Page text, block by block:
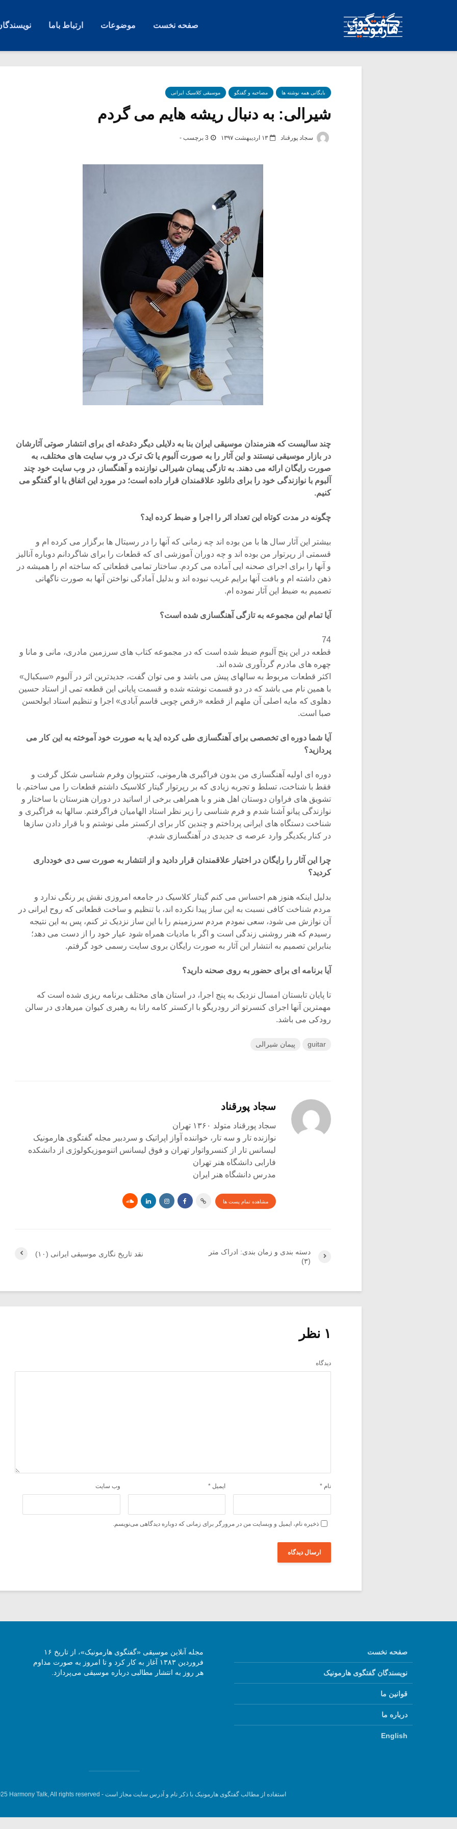
صفحه نخست موضوعات ارتباط باما
بایگانی همه نوشته ها مصاحبه و گفتگو موسیقی کلاسیک ایرانی
شیرالی: به دنبال ریشه هایم می گردم
سجاد پورقناد ۱۳ اردیبهشت ۱۳۹۷ 3 برچسب -
چند سالیست که هنرمندان موسیقی ایران بنا به دلایلی دیگر دغدغه ای برای انتشار صوتی آثارشان
در بازار موسیقی نیستند و این آثار را به صورت آلبوم یا تک ترک در وب سایت های مختلف، به
صورت رایگان ارائه می دهند. به تازگی پیمان شیرالی نوازنده و آهنگساز، در وب سایت خود چند
آلبوم با نوازندگی خود را برای دانلود علاقمندان قرار داده است؛ در مورد این اتفاق با او گفتگو می
کنیم.
چگونه در مدت کوتاه این تعداد اثر را اجرا و ضبط کرده اید؟
بیشتر این آثار سال ها با من بوده اند چه زمانی که آنها را در رسیتال ها برگزار می کرده ام و
قسمتی از رپرتوار من بوده اند و چه دوران آموزشی ای که قطعات را برای شاگردانم دوباره آنالیز
و آنها را برای اجرای صحنه ایی آماده می کردم. ساختار تمامی قطعاتی که ساخته ام را همیشه در
ذهن داشته ام و بافت آنها برایم غریب نبوده اند و بدلیل آمادگی نواختن آنها به صورت ناگهانی
تصمیم به ضبط این آثار نموده ام.
آیا تمام این مجموعه به تازگی آهنگسازی شده است؟
74
قطعه در این پنج آلبوم ضبط شده است که در مجموعه کتاب های سرزمین مادری، مانی و مانا و
چهره های مادرم گردآوری شده اند.
اکثر قطعات مربوط به سالهای پیش می باشد و می توان گفت، جدیدترین اثر در آلبوم «سبکبال»
با همین نام می باشد که در دو قسمت نوشته شده و قسمت پایانی این قطعه تمی از استاد حسین
دهلوی که مایه اصلی آن ملهم از قطعه «رقص چوبی قاسم آبادی» اجرا و تنظیم استاد ابولحسن
صبا است.
آیا شما دوره ای تخصصی برای آهنگسازی طی کرده اید یا به صورت خود آموخته به این کار می
پردازید؟
دوره ای اولیه آهنگسازی من بدون فراگیری هارمونی، کنترپوان وفرم شناسی شکل گرفت و
فقط با شناخت، تسلط و تجربه زیادی که بر رپرتوار گیتار کلاسیک داشتم قطعات را می ساختم. با
تشویق های فراوان دوستان اهل هنر و با همراهی برخی از اساتید در دوران هنرستان با ساختار و
نوازندگی پیانو آشنا شدم و فرم شناسی را زیر نظر استاد الهامیان فراگرفتم. سالها به فراگیری و
شناخت دستگاه های ایرانی پرداختم و چندین کار برای ارکستر ملی نوشتم و با قرار دادن سازها
در کنار یکدیگر وارد عرصه ی جدیدی در آهنگسازی شدم.
چرا این آثار را رایگان در اختیار علاقمندان قرار دادید و از انتشار به صورت سی دی خودداری
کردید؟
بدلیل اینکه هنوز هم احساس می کنم گیتار کلاسیک در جامعه امروزی نقش پر رنگی ندارد و
مردم شناخت کافی نسبت به این ساز پیدا نکرده اند، با تنظیم و ساخت قطعاتی که روح ایرانی در
آن نوازش می شود، سعی نمودم مردم سرزمینم را با این ساز نزدیک تر کنم، پس به این نتیجه
رسیدم که هنر روشنی زندگی است و اگر با مادیات همراه شود عیار خود را از دست می دهد؛
بنابراین تصمیم به انتشار این آثار به صورت رایگان بروی سایت رسمی خود گرفتم.
آیا برنامه ای برای حضور به روی صحنه دارید؟
تا پایان تابستان امسال نزدیک به پنج اجرا، در استان های مختلف برنامه ریزی شده است که
مهمترین آنها اجرای کنسرتو اثر رودریگو با ارکستر کامه راتا به رهبری کیوان میرهادی در سالن
رودکی می باشد.
guitar پیمان شیرالی
سجاد پورقناد
سجاد پورقناد متولد ۱۳۶۰ تهران
نوازنده تار و سه تار، خواننده آواز اپراتیک و سردبیر مجله گفتگوی هارمونیک
لیسانس تار از کنسرواتوار تهران و فوق لیسانس اتنوموزیکولوژی از دانشکده
فارابی دانشگاه هنر تهران
مدرس دانشگاه هنر ایران
مشاهده تمام پست ها
نقد تاریخ نگاری موسیقی ایرانی (۱۰)
دسته بندی و زمان بندی: ادراک متر
(۳)
۱ نظر
دیدگاه
نام * ایمیل * وب‌ سایت
ذخیره نام، ایمیل و وبسایت من در مرورگر برای زمانی که دوباره دیدگاهی می‌نویسم.
صفحه نخست
نویسندگان گفتگوی هارمونیک
قوانین ما
درباره ما
English
مجله آنلاین موسیقی «گفتگوی هارمونیک»، از تاریخ ۱۶
فروردین ۱۳۸۳ آغاز به کار کرد و تا امروز به صورت مداوم
هر روز به انتشار مطالبی درباره موسیقی می‌پردازد.
استفاده از مطالب گفتگوی هارمونیک با ذکر نام و آدرس سایت مجاز است - Harmony Talk, All rights reserved.